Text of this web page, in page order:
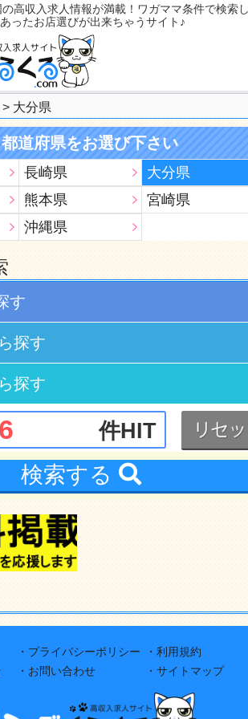
高収入求人情報が満載！ワガママ条件で検索
ったお店選びが出来ちゃうサイト♪
> 大分県
道府県をお選び下さい
長崎県
大分県
熊本県
宮崎県
沖縄県
す
探す
探す
件HIT
検索する
・プライバシーポリシー
・お問い合わせ
・利用規約
・サイトマップ